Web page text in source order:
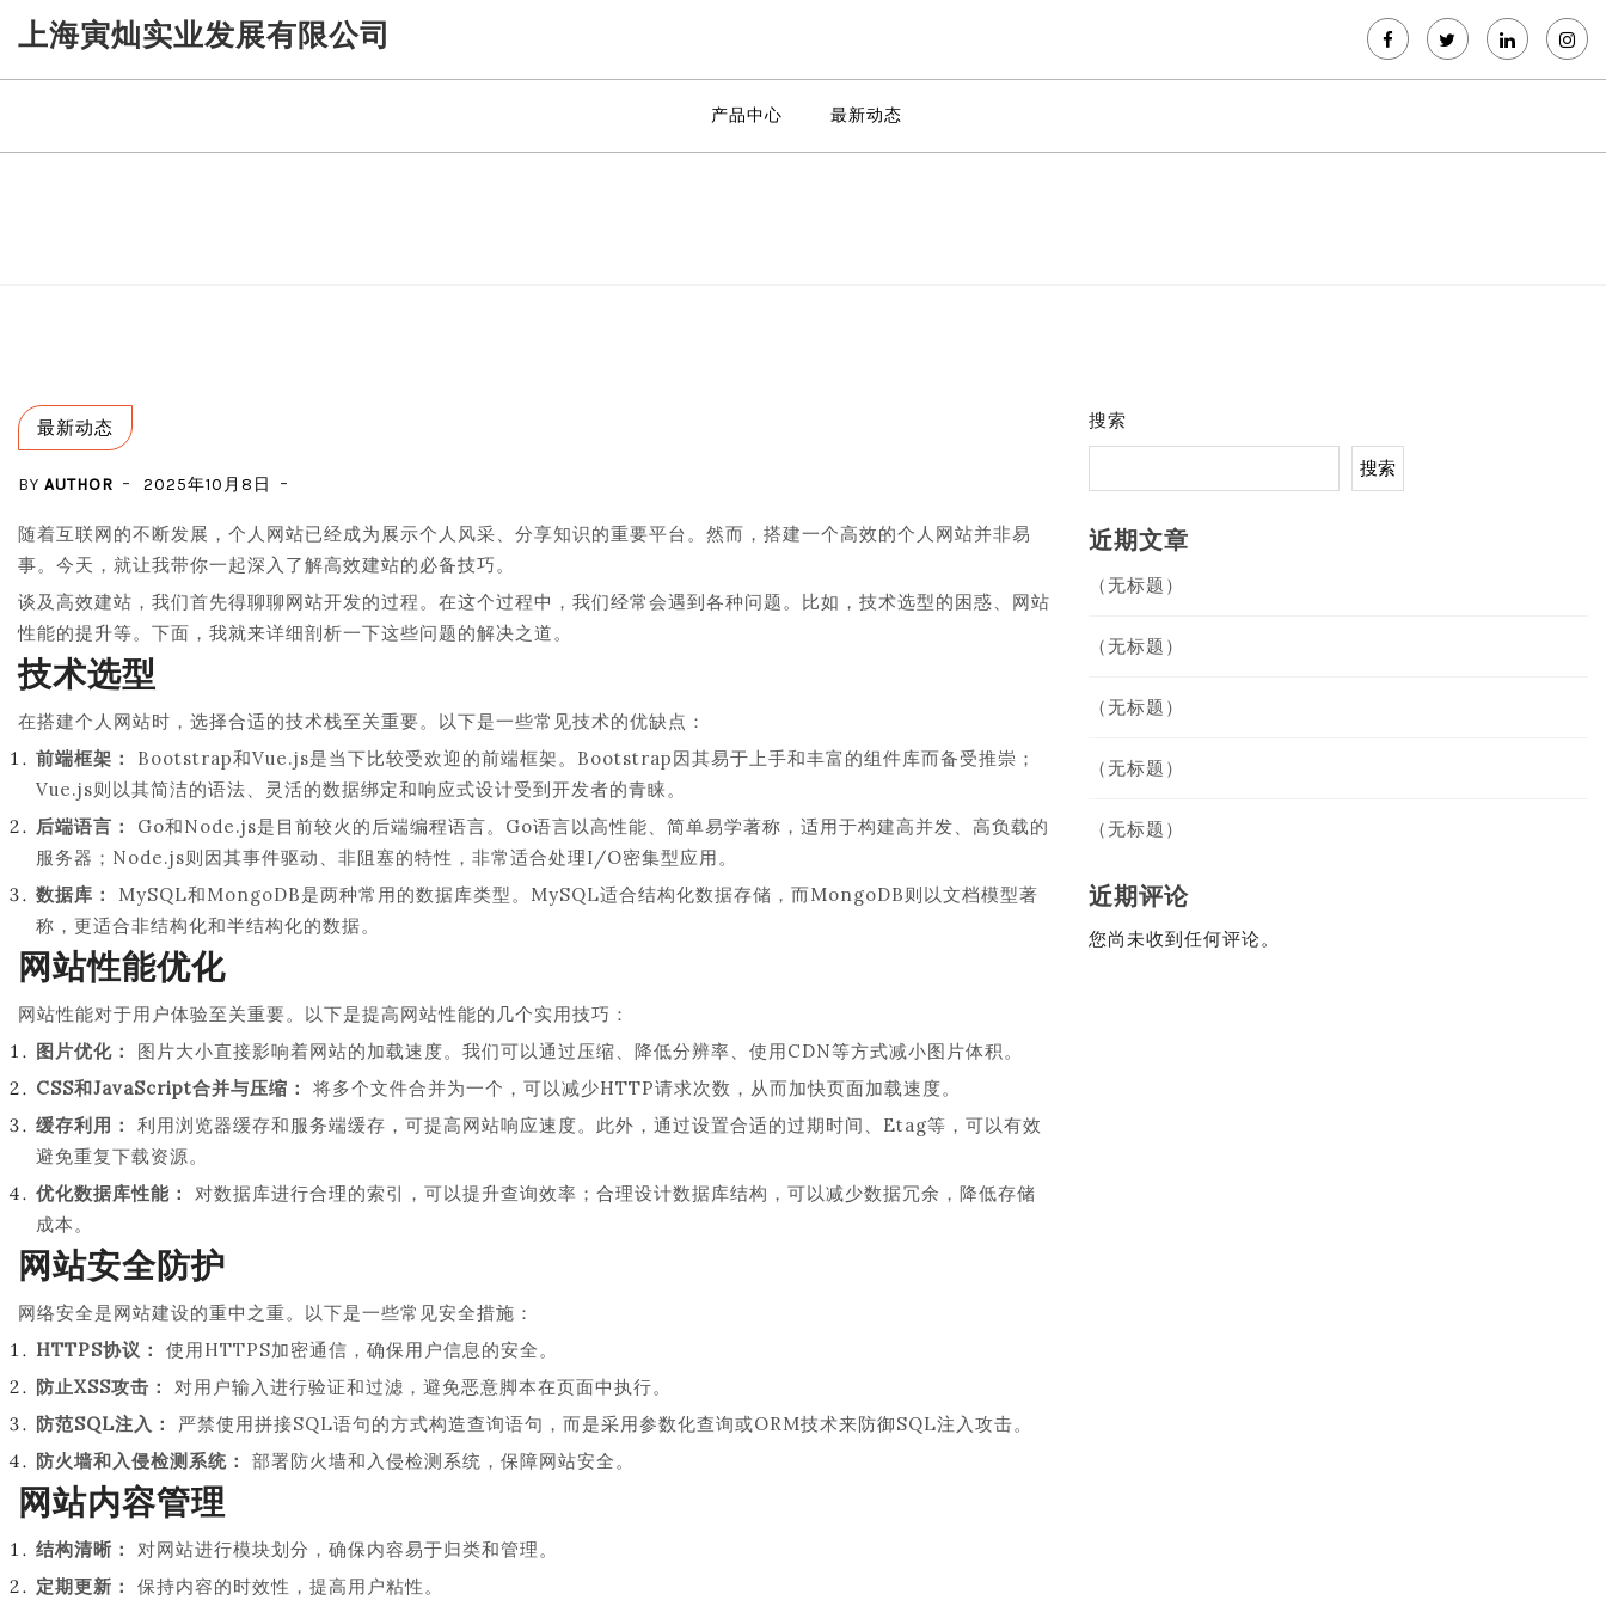
Skip
to
content
上海寅灿实业发展有限公司
产品中心 最新动态
最新动态
BY AUTHOR 2025年10月8日
随着互联网的不断发展，个人网站已经成为展示个人风采、分享知识的重要平台。然而，搭建一个高效的个人网站并非易
事。今天，就让我带你一起深入了解高效建站的必备技巧。
谈及高效建站，我们首先得聊聊网站开发的过程。在这个过程中，我们经常会遇到各种问题。比如，技术选型的困惑、网站
性能的提升等。下面，我就来详细剖析一下这些问题的解决之道。
技术选型
在搭建个人网站时，选择合适的技术栈至关重要。以下是一些常见技术的优缺点：
前端框架：
Bootstrap和Vue.js是当下比较受欢迎的前端框架。Bootstrap因其易于上手和丰富的组件库而备受推崇；
Vue.js则以其简洁的语法、灵活的数据绑定和响应式设计受到开发者的青睐。
后端语言：
Go和Node.js是目前较火的后端编程语言。Go语言以高性能、简单易学著称，适用于构建高并发、高负载的
服务器；Node.js则因其事件驱动、非阻塞的特性，非常适合处理I/O密集型应用。
数据库：
MySQL和MongoDB是两种常用的数据库类型。MySQL适合结构化数据存储，而MongoDB则以文档模型著
称，更适合非结构化和半结构化的数据。
网站性能优化
网站性能对于用户体验至关重要。以下是提高网站性能的几个实用技巧：
图片优化：
图片大小直接影响着网站的加载速度。我们可以通过压缩、降低分辨率、使用CDN等方式减小图片体积。
CSS和JavaScript合并与压缩：
将多个文件合并为一个，可以减少HTTP请求次数，从而加快页面加载速度。
缓存利用：
利用浏览器缓存和服务端缓存，可提高网站响应速度。此外，通过设置合适的过期时间、Etag等，可以有效
避免重复下载资源。
优化数据库性能：
对数据库进行合理的索引，可以提升查询效率；合理设计数据库结构，可以减少数据冗余，降低存储
成本。
网站安全防护
网络安全是网站建设的重中之重。以下是一些常见安全措施：
HTTPS协议：
使用HTTPS加密通信，确保用户信息的安全。
防止XSS攻击：
对用户输入进行验证和过滤，避免恶意脚本在页面中执行。
防范SQL注入：
严禁使用拼接SQL语句的方式构造查询语句，而是采用参数化查询或ORM技术来防御SQL注入攻击。
防火墙和入侵检测系统：
部署防火墙和入侵检测系统，保障网站安全。
网站内容管理
结构清晰：
对网站进行模块划分，确保内容易于归类和管理。
定期更新：
保持内容的时效性，提高用户粘性。
搜索
搜索
近期文章
（无标题）
（无标题）
（无标题）
（无标题）
（无标题）
近期评论
您尚未收到任何评论。